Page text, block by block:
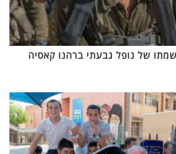
של נופל גבעתי ברהנו קאסיה